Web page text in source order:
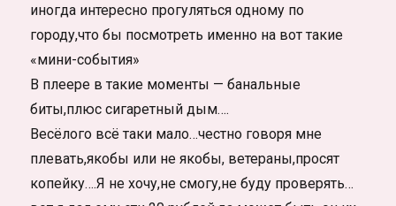
иногда интересно прогуляться одному по
городу,что бы посмотреть именно на вот такие
«мини-события»
В плеере в такие моменты — банальные
биты,плюс сигаретный дым….
Весёлого всё таки мало…честно говоря мне
плевать,якобы или не якобы, ветераны,просят
копейку….Я не хочу,не смогу,не буду проверять…